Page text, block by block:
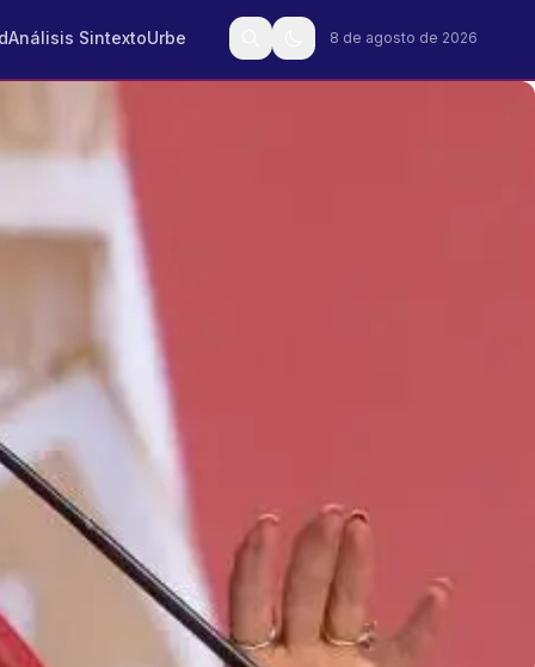
Análisis SintextoUrbe 8 de agosto de 2026